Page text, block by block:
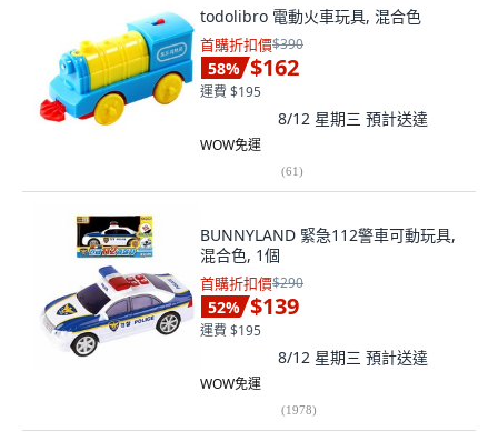
todolibro 電動火車玩具, 混合色
首購折扣價$390
58% $162
運費 $195
8/12 星期三 預計送達
WOW免運
(61)
BUNNYLAND 緊急112警車可動玩具,
混合色, 1個
首購折扣價$290
52% $139
運費 $195
8/12 星期三 預計送達
WOW免運
(1978)